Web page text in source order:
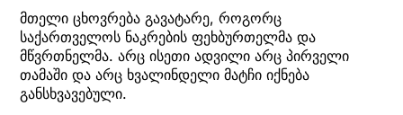
მთელი ცხოვრება გავატარე, როგორც
საქართველოს ნაკრების ფეხბურთელმა და
მწვრთნელმა. არც ისეთი ადვილი არც პირველი
თამაში და არც ხვალინდელი მატჩი იქნება
განსხვავებული.